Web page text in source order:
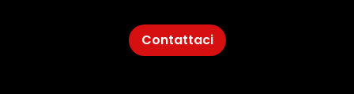
Contattaci